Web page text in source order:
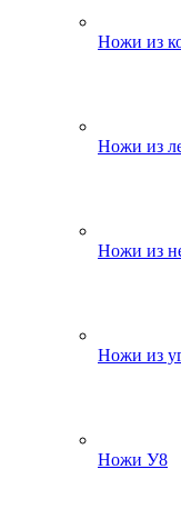
Ножи из
Ножи из
Ножи из
Ножи из
Ножи У8